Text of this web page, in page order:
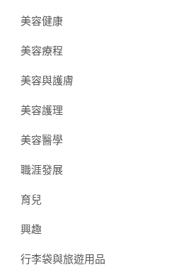
美容健康
美容療程
美容與護膚
美容護理
美容醫學
職涯發展
育兒
興趣
行李袋與旅遊用品